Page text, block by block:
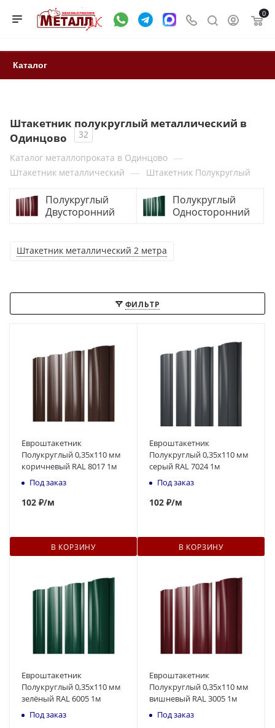
0
Каталог
Штакетник полукруглый металлический в
Одинцово
32
Каталог металлопроката в Одинцово —
Штакетник металлический — Штакетник Полукруглый
Полукруглый
Двусторонний
Полукруглый
Односторонний
Штакетник металлический 2 метра
ФИЛЬТР
Евроштакетник
Полукруглый 0,35x110 мм
коричневый RAL 8017 1м
Под заказ
102 ₽/м
В КОРЗИНУ
Евроштакетник
Полукруглый 0,35x110 мм
серый RAL 7024 1м
Под заказ
102 ₽/м
В КОРЗИНУ
Евроштакетник
Полукруглый 0,35x110 мм
зелёный RAL 6005 1м
Под заказ
Евроштакетник
Полукруглый 0,35x110 мм
вишневый RAL 3005 1м
Под заказ